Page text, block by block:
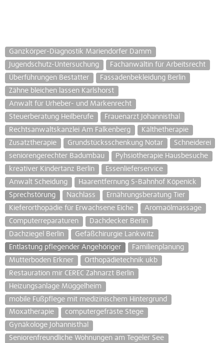
Ganzkörper-Diagnostik Mariendorfer Damm
Jugendschutz-Untersuchung
Fachanwältin für Arbeitsrecht
Überführungen Bestatter
Fassadenbekleidung Berlin
Zähne bleichen lassen Karlshorst
Anwalt für Urheber- und Markenrecht
Steuerberatung Heilberufe
Frauenarzt Johannisthal
Rechtsanwaltskanzlei Am Falkenberg
Kälthetherapie
Zusatztherapie
Grundstücksschenkung Notar
Schneiderei
seniorengerechter Badumbau
Pyhsiotherapie Hausbesuche
kreativer Kindertanz Berlin
Essenlieferservice
Anwalt Scheidung
Haarentfernung S-Bahnhof Köpenick
Sprechstörung
Nachlass
Ernährungsberatung Tier
Kieferorthopädie für Erwachsene Eiche
Aromaölmassage
Computerreparaturen
Dachdecker Berlin
Dachziegel Berlin
Gefäßchirurgie Lankwitz
Entlastung pflegender Angehöriger
Familienplanung
Mutterboden Erkner
Orthopädietechnik ukb
Restauration mir CEREC Zahnarzt Berlin
Heizungsanlage Müggelheim
mobile Fußpflege mit medizinischem Hintergrund
Moxatherapie
computergefräste Stege
Gynäkologe Johannisthal
Seniorenfreundliche Wohnungen am Tegeler See